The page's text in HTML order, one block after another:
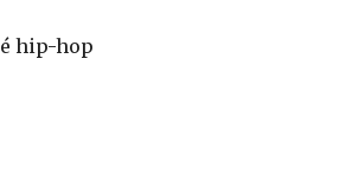
hip-hop